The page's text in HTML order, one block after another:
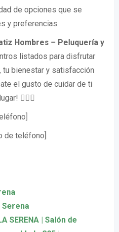
de opciones que se
y preferencias.
Hombres – Peluquería y
listados para disfrutar
tu bienestar y satisfacción
el gusto de cuidar de ti
💆‍♂️✨
de teléfono]
Serena
SERENA | Salón de